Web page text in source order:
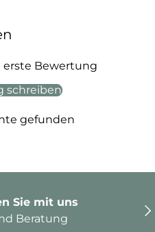
erste Bewertung
schreiben
gefunden
Sie mit uns
Beratung